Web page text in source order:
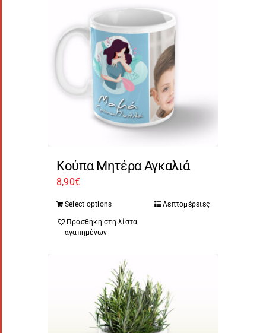
Κούπα Μητέρα Αγκαλιά
8,90€
Select options Λεπτομέρειες
Προσθήκη στη λίστα
αγαπημένων